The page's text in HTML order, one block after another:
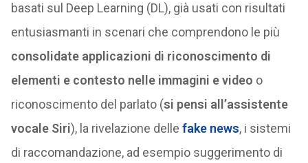
basati sul Deep Learning (DL), già usati con risultati
entusiasmanti in scenari che comprendono le più
consolidate applicazioni di riconoscimento di
elementi e contesto nelle immagini e video o
riconoscimento del parlato (si pensi all’assistente
vocale Siri), la rivelazione delle fake news, i sistemi
di raccomandazione, ad esempio suggerimento di